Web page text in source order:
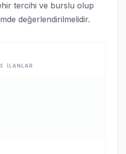
tercihi ve burslu olup
değerlendirilmelidir.
İLANLAR